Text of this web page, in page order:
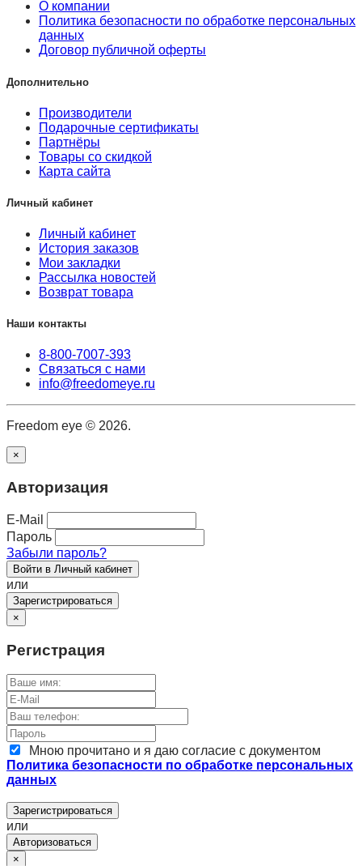
О компании
Политика безопасности по обработке персональных
данных
Договор публичной оферты
Дополнительно
Производители
Подарочные сертификаты
Партнёры
Товары со скидкой
Карта сайта
Личный кабинет
Личный кабинет
История заказов
Мои закладки
Рассылка новостей
Возврат товара
Наши контакты
8-800-7007-393
Связаться с нами
info@freedomeye.ru
Freedom eye © 2026.
×
Авторизация
E-Mail
Пароль
Забыли пароль?
Войти в Личный кабинет
или
Зарегистрироваться
×
Регистрация
Мною прочитано и я даю согласие с документом
Политика безопасности по обработке персональных
данных
Зарегистрироваться
или
Авторизоваться
×